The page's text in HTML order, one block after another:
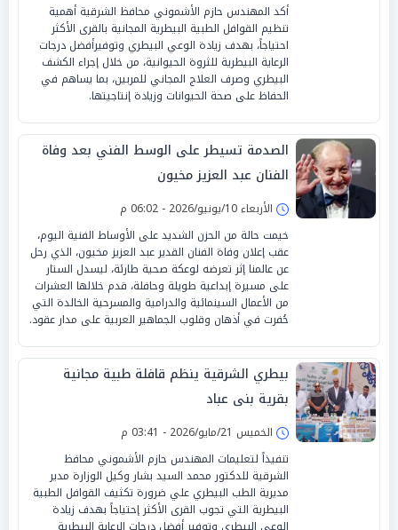
أكد المهندس حازم الأشموني محافظ الشرقية أهمية
تنظيم القوافل الطبية البيطرية المجانية بالقرى الأكثر
احتياجاً، بهدف زيادة الوعي البيطري وتوفيرأفضل درجات
الرعاية البيطرية للثروة الحيوانية، من خلال إجراء الكشف
البيطري وصرف العلاج المجاني للمربين، بما يساهم في
الحفاظ على صحة الحيوانات وزيادة إنتاجيتها.
الصدمة تسيطر على الوسط الفني بعد وفاة
الفنان عبد العزيز مخيون
الأربعاء 10/يونيو/2026 - 06:02 م
خيمت حالة من الحزن الشديد على الأوساط الفنية اليوم،
عقب إعلان وفاة الفنان القدير عبد العزيز مخيون، الذي رحل
عن عالمنا إثر تعرضه لوعكة صحية طارئة، ليسدل الستار
على مسيرة إبداعية طويلة وحافلة، قدم خلالها العشرات
من الأعمال السينمائية والدرامية والمسرحية الخالدة التي
حُفرت في أذهان وقلوب الجماهير العربية على مدار عقود.
بيطري الشرقية ينظم قافلة طبية مجانية
بقرية بنى عباد
الخميس 21/مايو/2026 - 03:41 م
تنفيذاً لتعليمات المهندس حازم الأشموني محافظ
الشرقية للدكتور محمد السيد بشار وكيل الوزارة مدير
مديرية الطب البيطري علي ضرورة تكثيف القوافل الطبية
البيطرية التي تجوب القرى الأكثر إحتياجاً بهدف زيادة